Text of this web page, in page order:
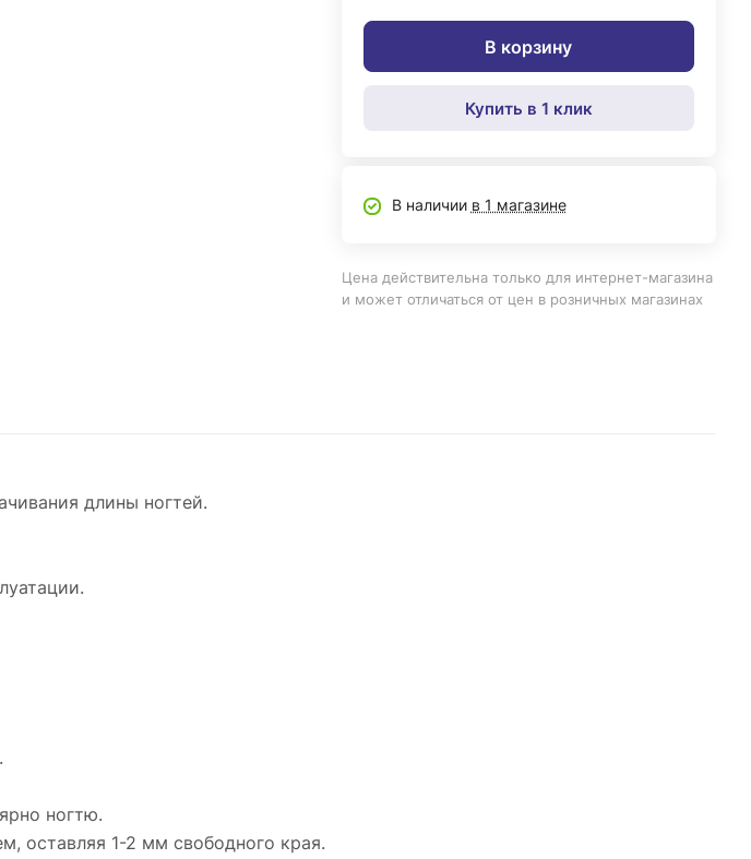
В корзину
Купить в 1 клик
В наличии в 1 магазине
Цена действительна только для интернет-магазина
и может отличаться от цен в розничных магазинах
длины ногтей.
ногтю.
оставляя 1-2 мм свободного края.